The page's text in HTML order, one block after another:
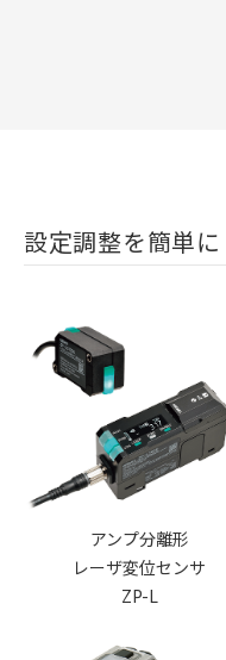
設定調整を簡単に
アンプ分離形
レーザ変位センサ
ZP-L